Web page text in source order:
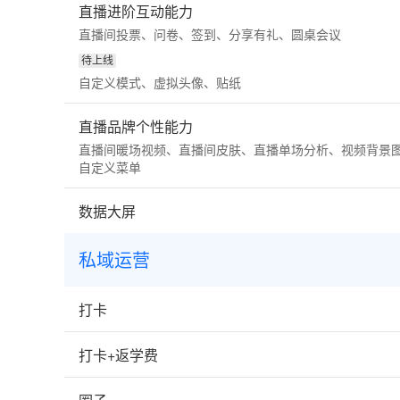
直播进阶互动能力
直播间投票、问卷、签到、分享有礼、圆桌会议
待上线
自定义模式、虚拟头像、贴纸
直播品牌个性能力
直播间暖场视频、直播间皮肤、直播单场分析、视频背景
自定义菜单
数据大屏
私域运营
打卡
打卡+返学费